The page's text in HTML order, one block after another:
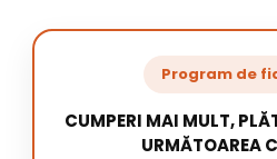
Program de
CUMPERI MAI MULT,
URMĂTOAREA